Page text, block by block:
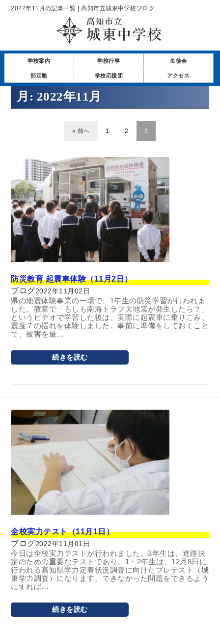
2022年11月の記事一覧 | 高知市立城東中学校ブログ
学校案内 学校行事 生徒会
部活動 学校応援団 アクセス
月: 2022年11月
« 前へ 1 2 3
防災教育 起震車体験（11月2日）
ブログ2022年11月02日
県の地震体験事業の一環で、1年生の防災学習が行われま
した。教室で「もしも南海トラフ大地震が発生したら？」
というビデオで学習した後は、実際に起震車に乗りこみ、
震度７の揺れを体験しました。事前に準備をしておくこと
で、被害を最…
続きを読む
全校実力テスト（11月1日）
ブログ2022年11月01日
今日は全校実力テストが行われました。3年生は、進路決
定のための重要なテストであり、1・2年生は、12月8日に
行われる高知県学力定着状況調査に向けたプレテスト（城
東学力調査）になります。できなかった問題をできるよう
にすれば…
続きを読む